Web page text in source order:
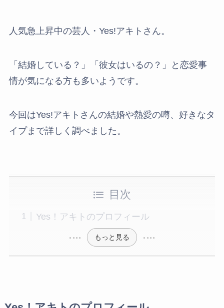
人気急上昇中の芸人・Yes!アキトさん。
「結婚している？」「彼女はいるの？」と恋愛事
情が気になる方も多いようです。
今回はYes!アキトさんの結婚や熱愛の噂、好きなタ
イプまで詳しく調べました。
目次
Yes！アキトのプロフィール
もっと見る